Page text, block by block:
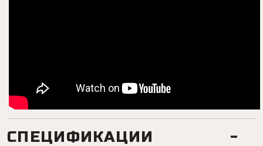
СПЕЦИФИКАЦИИ